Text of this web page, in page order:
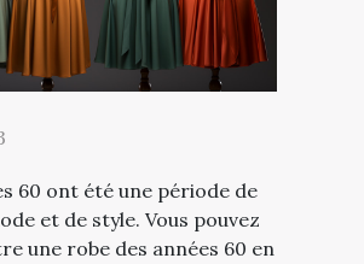
60 ont été une période de
et de style. Vous pouvez
une robe des années 60 en